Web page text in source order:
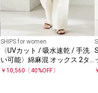
SHIPS for women
〈UVカット / 吸水速乾 / 手洗
い可能〉綿麻混 オックス 2タ
ック ストレート パンツ
￥ 10,560 〔40%OFF〕